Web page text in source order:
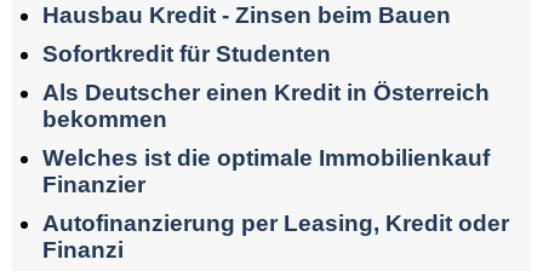
Hausbau Kredit - Zinsen beim Bauen
Sofortkredit für Studenten
Als Deutscher einen Kredit in Österreich
bekommen
Welches ist die optimale Immobilienkauf
Finanzier
Autofinanzierung per Leasing, Kredit oder
Finanzi